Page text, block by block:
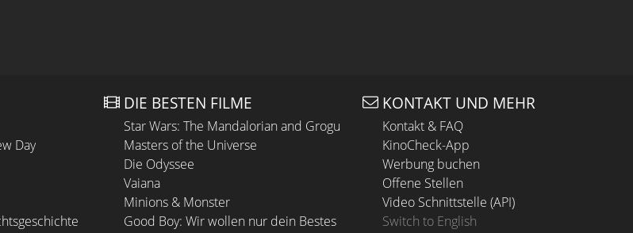
Day
DIE BESTEN FILME
Star Wars: The Mandalorian and Grogu
Masters of the Universe
Die Odyssee
Vaiana
Minions & Monster
Good Boy: Wir wollen nur dein Bestes
KONTAKT UND MEHR
Kontakt & FAQ
KinoCheck-App
Werbung buchen
Offene Stellen
Video Schnittstelle (API)
Switch to English